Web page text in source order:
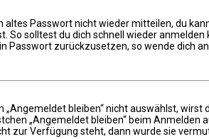
altes Passwort nicht wieder mitteilen, du
So solltest du dich schnell wieder anmelden
Passwort zurückzusetzen, so wende dich
bleiben“ nicht auswählst,
„Angemeldet bleiben“ beim
zur Verfügung steht, dann wurde sie